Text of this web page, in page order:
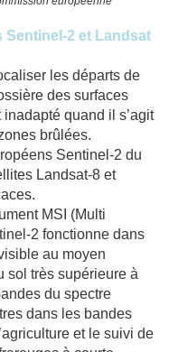
Sentinel-2 et Landsat
les départs de
des surfaces
quand il s’agit
brûlées.
Sentinel-2 du
Landsat-8 et
MSI (Multi
2 fonctionne dans
au moyen
sol très supérieure à
du spectre
dans les bandes
et le suivi de